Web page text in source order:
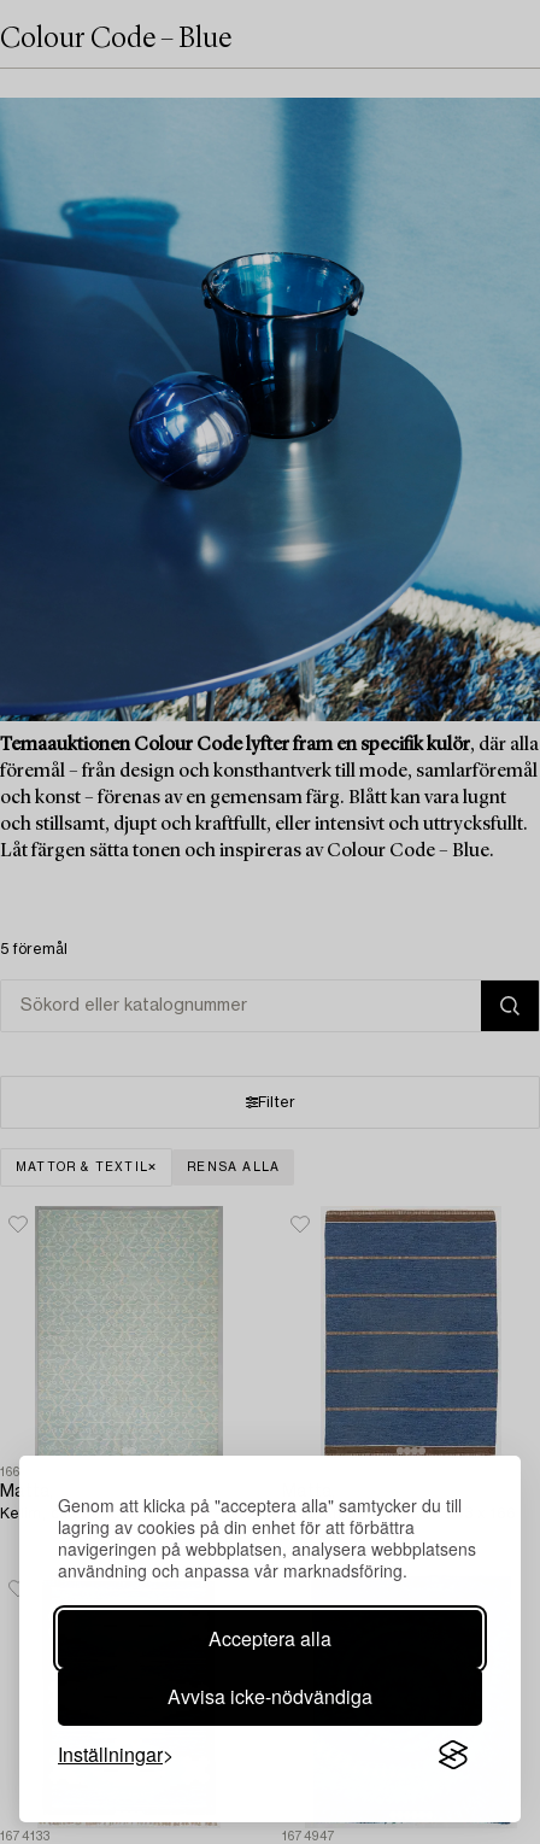
Genom att klicka på "acceptera alla" samtycker du till
lagring av cookies på din enhet för att förbättra
navigeringen på webbplatsen, analysera webbplatsens
användning och anpassa vår marknadsföring.
Acceptera alla
Avvisa icke-nödvändiga
Inställningar
Colour Code – Blue
Temaauktionen Colour Code lyfter fram en specifik kulör, där alla
föremål – från design och konsthantverk till mode, samlarföremål
och konst – förenas av en gemensam färg. Blått kan vara lugnt
och stillsamt, djupt och kraftfullt, eller intensivt och uttrycksfullt.
Låt färgen sätta tonen och inspireras av Colour Code – Blue.
5 föremål
Filter
MATTOR & TEXTIL RENSA ALLA
1669917
Matta,
Kelim, ca 290 x 200 cm.
röllakan, 1900-tal, ca 243 x 166
cm.
1674133 1674947